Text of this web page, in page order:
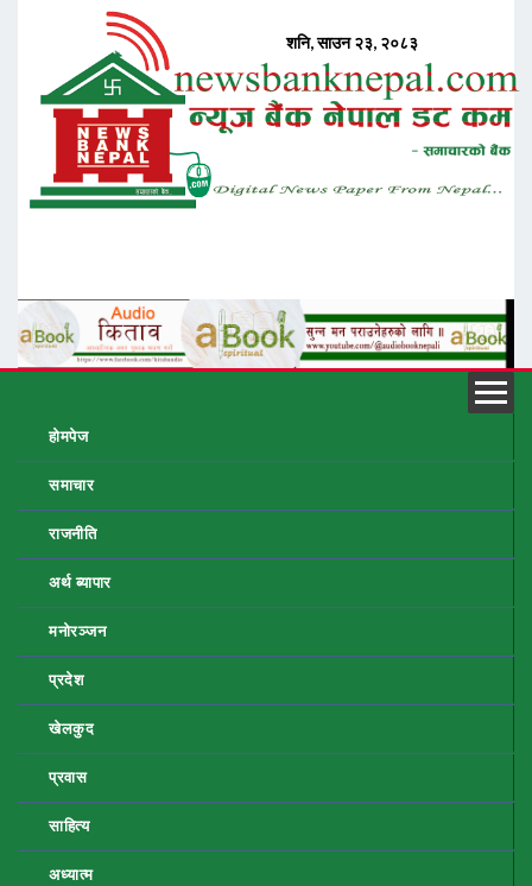
होमपेज
समाचार
राजनीति
अर्थ ब्यापार
मनोरञ्जन
प्रदेश
खेलकुद
प्रवास
साहित्य
अध्यात्म